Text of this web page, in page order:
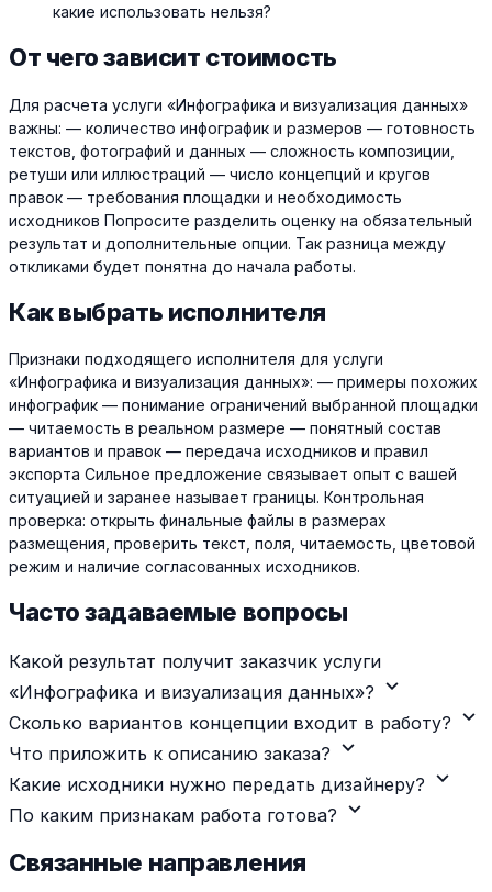
какие использовать нельзя?
От чего зависит стоимость
Для расчета услуги «Инфографика и визуализация данных»
важны: — количество инфографик и размеров — готовность
текстов, фотографий и данных — сложность композиции,
ретуши или иллюстраций — число концепций и кругов
правок — требования площадки и необходимость
исходников Попросите разделить оценку на обязательный
результат и дополнительные опции. Так разница между
откликами будет понятна до начала работы.
Как выбрать исполнителя
Признаки подходящего исполнителя для услуги
«Инфографика и визуализация данных»: — примеры похожих
инфографик — понимание ограничений выбранной площадки
— читаемость в реальном размере — понятный состав
вариантов и правок — передача исходников и правил
экспорта Сильное предложение связывает опыт с вашей
ситуацией и заранее называет границы. Контрольная
проверка: открыть финальные файлы в размерах
размещения, проверить текст, поля, читаемость, цветовой
режим и наличие согласованных исходников.
Часто задаваемые вопросы
Какой результат получит заказчик услуги
«Инфографика и визуализация данных»? expand_more
Сколько вариантов концепции входит в работу? expand_more
Что приложить к описанию заказа? expand_more
Какие исходники нужно передать дизайнеру? expand_more
По каким признакам работа готова? expand_more
Связанные направления